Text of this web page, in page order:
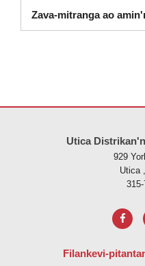
Zava-mitranga ao
Utica
929
Utica
Filankevi-